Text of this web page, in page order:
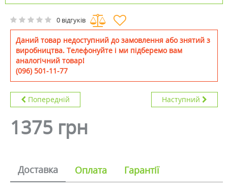
0 відгуків
Даний товар недоступний до замовлення або знятий з
виробництва. Телефонуйте і ми підберемо вам
аналогічний товар!
(096) 501-11-77
Попередній Наступний
1375 грн
Доставка Оплата Гарантії